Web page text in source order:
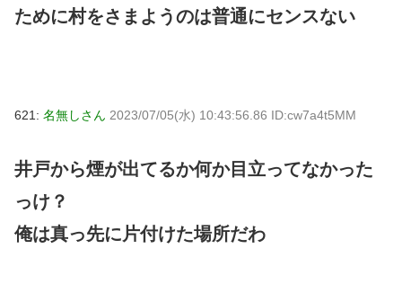
ために村をさまようのは普通にセンスない
621: 名無しさん 2023/07/05(水) 10:43:56.86 ID:cw7a4t5MM
井戸から煙が出てるか何か目立ってなかった
っけ？
俺は真っ先に片付けた場所だわ